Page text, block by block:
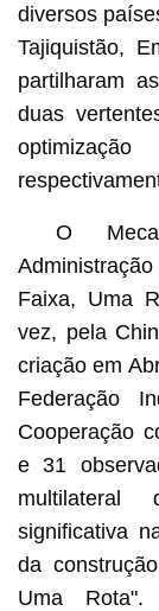
diversos
Tajiquistão,
partilharam
duas
O
Faixa, Uma
vez, pela
criação em
Federação
Cooperação
e 31
multilateral
significativa
da
Uma